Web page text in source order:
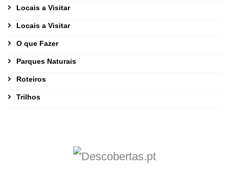
Locais a Visitar
Locais a Visitar
O que Fazer
Parques Naturais
Roteiros
Trilhos